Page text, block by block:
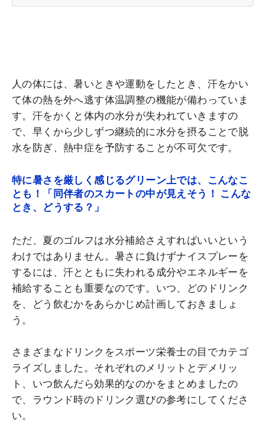
人の体には、暑いときや運動をしたとき、汗をかい
て体の熱を外へ逃す体温調整の機能が備わっていま
す。汗をかくと体内の水分が失われていきますの
で、早くから少しずつ継続的に水分を摂ることで脱
水を防ぎ、熱中症を予防することが不可欠です。
特に暑さを厳しく感じるグリーン上では、こんなこ
とも！「同伴者のスカートの中が見えそう！ こんな
とき、どうする？」
ただ、夏のゴルフは水分補給さえすればいいという
わけではありません。暑さに負けずナイスプレーを
するには、汗とともに失われる成分やエネルギーを
補給することも重要なのです。いつ、どのドリンク
を、どう飲むかをあらかじめ計画しておきましょ
う。
さまざまなドリンクをスポーツ栄養士の目でカテゴ
ライズしました。それぞれのメリットとデメリッ
ト、いつ飲んだら効果的なのかをまとめましたの
で、ラウンド時のドリンク選びの参考にしてくださ
い。